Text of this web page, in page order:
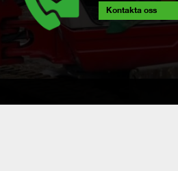
Kontakta oss